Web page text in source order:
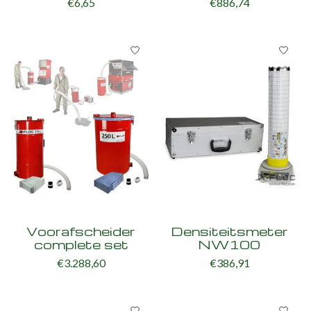
Voorafscheider
complete set
€3.288,60
Densiteitsmeter
NW100
€386,91